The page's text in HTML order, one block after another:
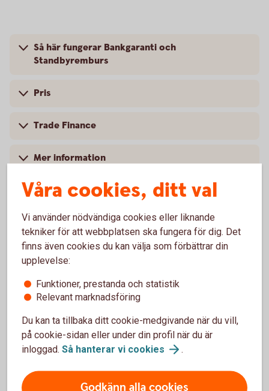
Så här fungerar Bankgaranti och
Standbyremburs
Pris
Trade Finance
Mer information
Vanliga frågor och svar
Kan ni utfärda en borgensgaranti till Nordafrika?
Kan ni utfärda garantier lokalt i exempelvis
Indien?
Vad är bäst att använda, Standbyremburs eller
Våra cookies, ditt val
Vi använder nödvändiga cookies eller liknande
tekniker för att webbplatsen ska fungera för dig. Det
finns även cookies du kan välja som förbättrar din
upplevelse:
Funktioner, prestanda och statistik
Relevant marknadsföring
Du kan ta tillbaka ditt cookie-medgivande när du vill,
på cookie-sidan eller under din profil när du är
inloggad. Så hanterar vi cookies .
Godkänn alla cookies